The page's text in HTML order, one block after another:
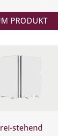
PRODUKT
stehend